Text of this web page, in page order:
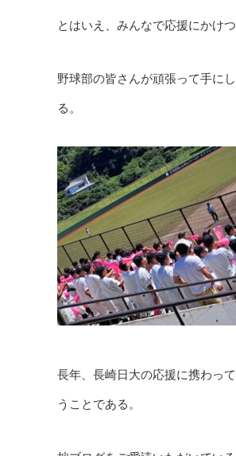
とはいえ、みんなで応援にかけ
野球部の皆さんが頑張って手に
る。
長年、長崎日大の応援に携わっ
うことである。